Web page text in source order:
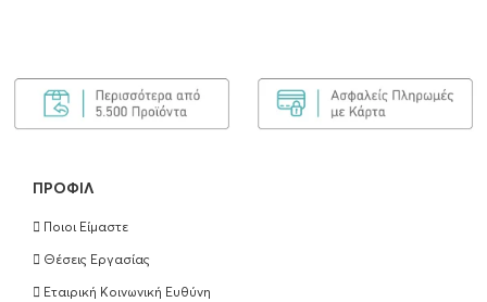
ΠΡΟΦΊΛ
Ποιοι Είμαστε
Θέσεις Εργασίας
Εταιρική Κοινωνική Ευθύνη